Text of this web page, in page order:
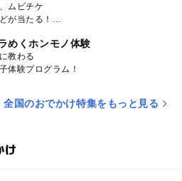
ムビチケ
が当たる！
めくホンモノ体験
教わる
体験プログラム！
全国のおでかけ特集をもっと見る
け